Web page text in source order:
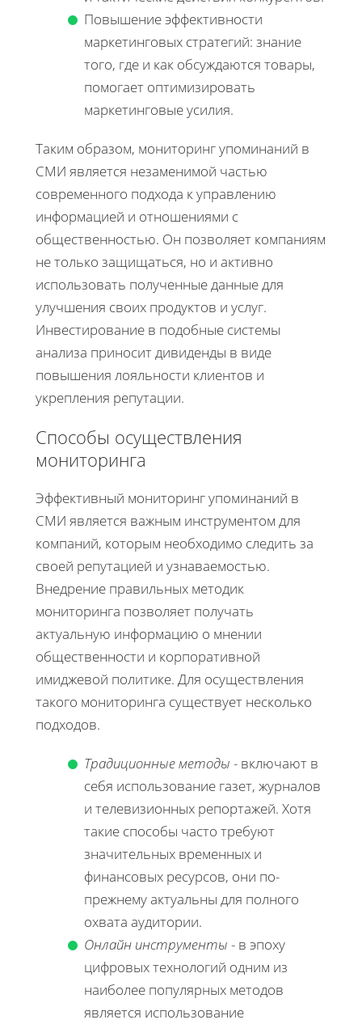
Повышение эффективности
маркетинговых стратегий: знание
того, где и как обсуждаются товары,
помогает оптимизировать
маркетинговые усилия.
Таким образом, мониторинг упоминаний в
СМИ является незаменимой частью
современного подхода к управлению
информацией и отношениями с
общественностью. Он позволяет компаниям
не только защищаться, но и активно
использовать полученные данные для
улучшения своих продуктов и услуг.
Инвестирование в подобные системы
анализа приносит дивиденды в виде
повышения лояльности клиентов и
укрепления репутации.
Способы осуществления
мониторинга
Эффективный мониторинг упоминаний в
СМИ является важным инструментом для
компаний, которым необходимо следить за
своей репутацией и узнаваемостью.
Внедрение правильных методик
мониторинга позволяет получать
актуальную информацию о мнении
общественности и корпоративной
имиджевой политике. Для осуществления
такого мониторинга существует несколько
подходов.
Традиционные методы - включают в
себя использование газет, журналов
и телевизионных репортажей. Хотя
такие способы часто требуют
значительных временных и
финансовых ресурсов, они по-
прежнему актуальны для полного
охвата аудитории.
Онлайн инструменты - в эпоху
цифровых технологий одним из
наиболее популярных методов
является использование